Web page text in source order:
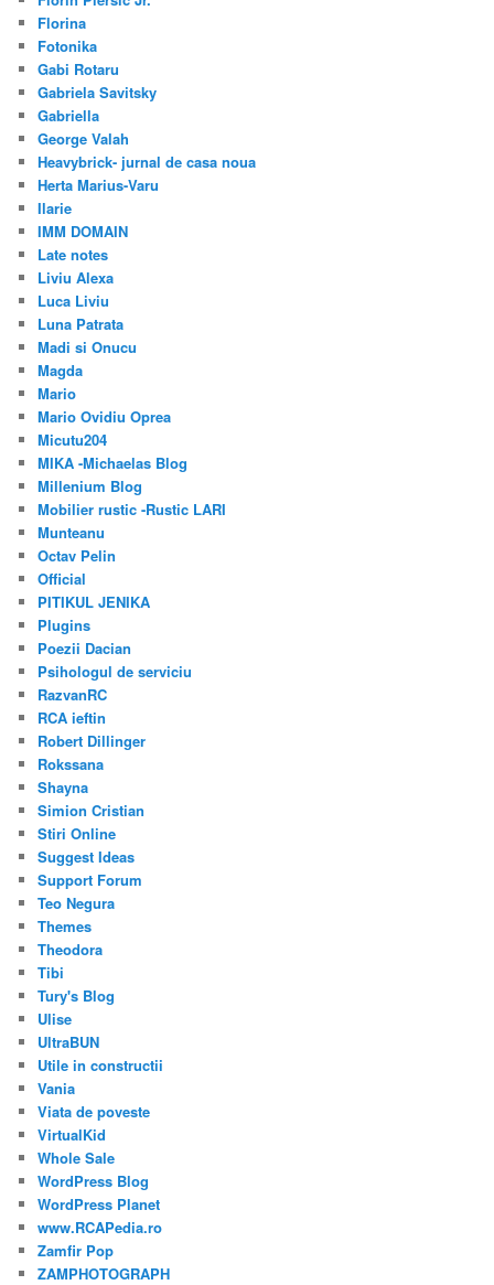
Florina
Fotonika
Gabi Rotaru
Gabriela Savitsky
Gabriella
George Valah
Heavybrick- jurnal de casa noua
Herta Marius-Varu
Ilarie
IMM DOMAIN
Late notes
Liviu Alexa
Luca Liviu
Luna Patrata
Madi si Onucu
Magda
Mario
Mario Ovidiu Oprea
Micutu204
MIKA -Michaelas Blog
Millenium Blog
Mobilier rustic -Rustic LARI
Munteanu
Octav Pelin
Official
PITIKUL JENIKA
Plugins
Poezii Dacian
Psihologul de serviciu
RazvanRC
RCA ieftin
Robert Dillinger
Rokssana
Shayna
Simion Cristian
Stiri Online
Suggest Ideas
Support Forum
Teo Negura
Themes
Theodora
Tibi
Tury's Blog
Ulise
UltraBUN
Utile in constructii
Vania
Viata de poveste
VirtualKid
Whole Sale
WordPress Blog
WordPress Planet
www.RCAPedia.ro
Zamfir Pop
ZAMPHOTOGRAPH